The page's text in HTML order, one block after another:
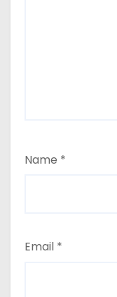
Name *
Email *